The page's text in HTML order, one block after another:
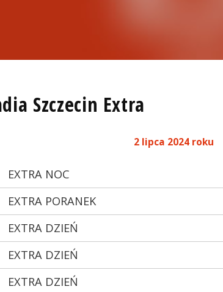
Szczecin Extra
2 lipca 2024 roku
EXTRA NOC
EXTRA PORANEK
EXTRA DZIEŃ
EXTRA DZIEŃ
EXTRA DZIEŃ